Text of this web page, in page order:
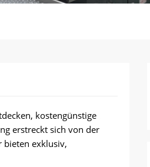
kostengünstige
erstreckt sich von der
bieten exklusiv,